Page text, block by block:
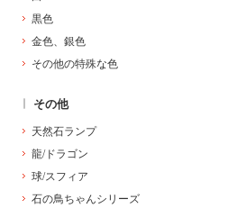
黒色
金色、銀色
その他の特殊な色
その他
天然石ランプ
龍/ドラゴン
球/スフィア
石の鳥ちゃんシリーズ